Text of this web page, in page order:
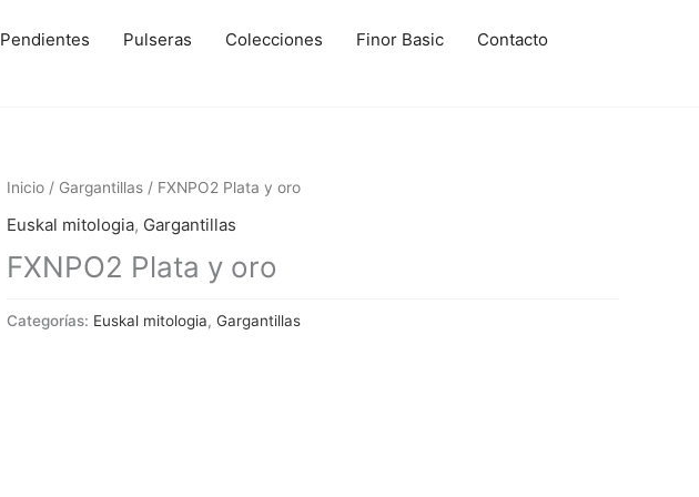
Pendientes Pulseras Colecciones Finor Basic
Contacto
Inicio / Gargantillas / FXNPO2 Plata y oro
Euskal mitologia, Gargantillas
FXNPO2 Plata y oro
Categorías: Euskal mitologia, Gargantillas